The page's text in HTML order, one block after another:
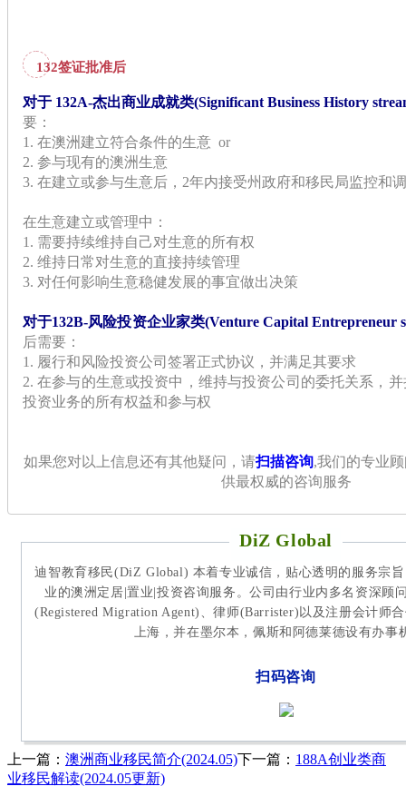
132签证批准后
对于 132A-杰出商业成就类(Significant Business History
要：
1. 在澳洲建立符合条件的生意 or
2. 参与现有的澳洲生意
3. 在建立或参与生意后，2年内接受州政府和移民局监控和
在生意建立或管理中：
1. 需要持续维持自己对生意的所有权
2. 维持日常对生意的直接持续管理
3. 对任何影响生意稳健发展的事宜做出决策
对于132B-风险投资企业家类(Venture Capital Entrepreneur
后需要：
1. 履行和风险投资公司签署正式协议，并满足其要求
2. 在参与的生意或投资中，维持与投资公司的委托关系，
投资业务的所有权益和参与权
如果您对以上信息还有其他疑问，请扫描咨询,我们的专业
供最权威的咨询服务
DiZ Global
迪智教育移民(DiZ Global) 本着专业诚信，贴心透明的服务宗
业的澳洲定居|置业|投资咨询服务。公司由行业内多名资深顾
(Registered Migration Agent)、律师(Barrister)以及注册会计师
上海，并在墨尔本，佩斯和阿德莱德设有办事
扫码咨询
上一篇： 澳洲商业移民简介(2024.05)下一篇： 188A创业类商
业移民解读(2024.05更新)